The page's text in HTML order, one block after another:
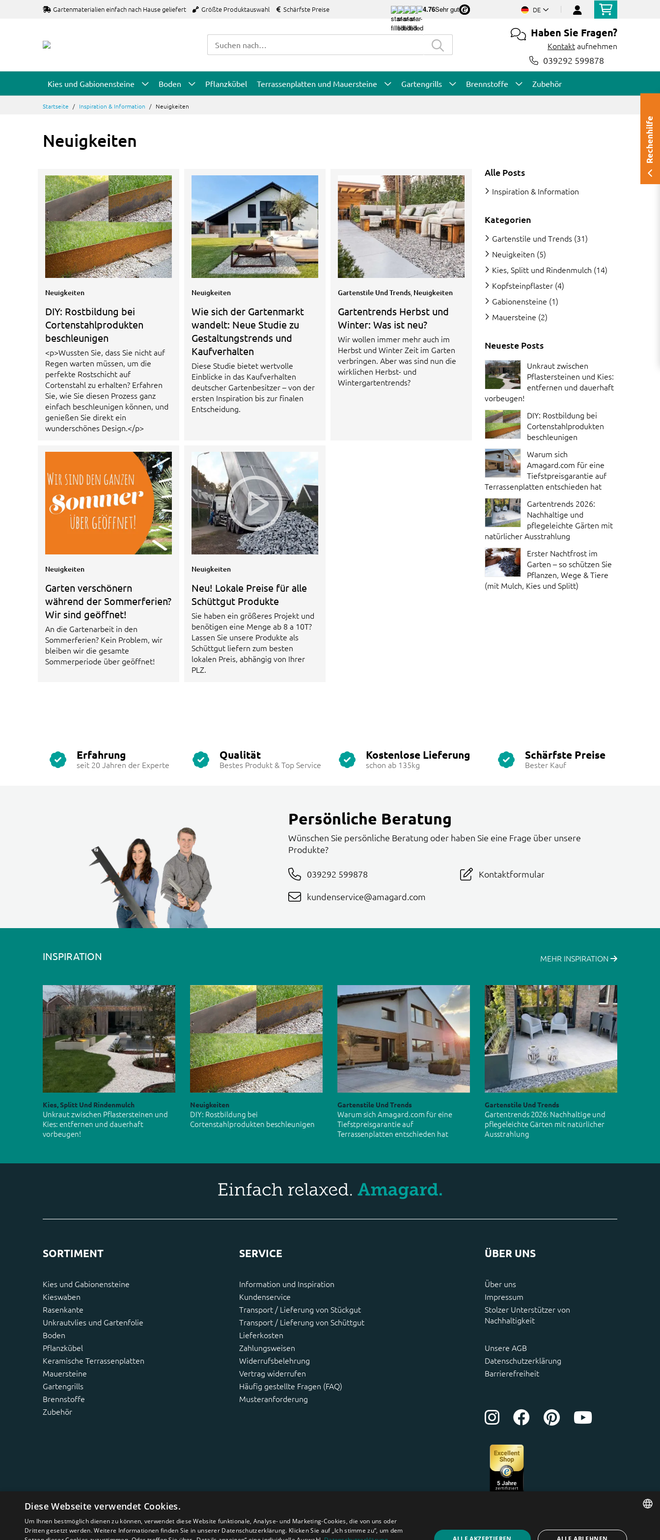
Gartenmaterialien einfach nach Hause geliefert Größte Produktauswahl Schärfste Preise 4.76Sehr gut DE
Haben Sie Fragen?
Kontaktaufnehmen
039292 599878
Kies und Gabionensteine Boden Pflanzkübel Terrassenplatten und Mauersteine Gartengrills Brennstoffe Zubehör
Startseite Inspiration & Information Neuigkeiten
Neuigkeiten
Neuigkeiten
DIY: Rostbildung bei
Cortenstahlprodukten
beschleunigen
<p>Wussten Sie, dass Sie nicht auf
Regen warten müssen, um die
perfekte Rostschicht auf
Cortenstahl zu erhalten? Erfahren
Sie, wie Sie diesen Prozess ganz
einfach beschleunigen können, und
genießen Sie direkt ein
wunderschönes Design.</p>
Neuigkeiten
Wie sich der Gartenmarkt
wandelt: Neue Studie zu
Gestaltungstrends und
Kaufverhalten
Diese Studie bietet wertvolle
Einblicke in das Kaufverhalten
deutscher Gartenbesitzer – von der
ersten Inspiration bis zur finalen
Entscheidung.
Gartenstile Und Trends, Neuigkeiten
Gartentrends Herbst und
Winter: Was ist neu?
Wir wollen immer mehr auch im
Herbst und Winter Zeit im Garten
verbringen. Aber was sind nun die
wirklichen Herbst- und
Wintergartentrends?
Neuigkeiten
Garten verschönern
während der Sommerferien?
Wir sind geöffnet!
An die Gartenarbeit in den
Sommerferien? Kein Problem, wir
bleiben wir die gesamte
Sommerperiode über geöffnet!
Neuigkeiten
Neu! Lokale Preise für alle
Schüttgut Produkte
Sie haben ein größeres Projekt und
benötigen eine Menge ab 8 a 10T?
Lassen Sie unsere Produkte als
Schüttgut liefern zum besten
lokalen Preis, abhängig von Ihrer
PLZ.
Alle Posts
Inspiration & Information
Kategorien
Gartenstile und Trends (31)
Neuigkeiten (5)
Kies, Splitt und Rindenmulch (14)
Kopfsteinpflaster (4)
Gabionensteine (1)
Mauersteine (2)
Neueste Posts
Unkraut zwischen
Pflastersteinen und Kies:
entfernen und dauerhaft
vorbeugen!
DIY: Rostbildung bei
Cortenstahlprodukten
beschleunigen
Warum sich
Amagard.com für eine
Tiefstpreisgarantie auf
Terrassenplatten entschieden hat
Gartentrends 2026:
Nachhaltige und
pflegeleichte Gärten mit
natürlicher Ausstrahlung
Erster Nachtfrost im
Garten – so schützen Sie
Pflanzen, Wege & Tiere
(mit Mulch, Kies und Splitt)
Erfahrung
seit 20 Jahren der Experte
Qualität
Bestes Produkt & Top Service
Kostenlose Lieferung
schon ab 135kg
Schärfste Preise
Bester Kauf
Persönliche Beratung
Wünschen Sie persönliche Beratung oder haben Sie eine Frage über unsere
Produkte?
039292 599878
kundenservice@amagard.com
Kontaktformular
INSPIRATION MEHR INSPIRATION
Kies, Splitt Und Rindenmulch
Unkraut zwischen Pflastersteinen und
Kies: entfernen und dauerhaft
vorbeugen!
Neuigkeiten
DIY: Rostbildung bei
Cortenstahlprodukten beschleunigen
Gartenstile Und Trends
Warum sich Amagard.com für eine
Tiefstpreisgarantie auf
Terrassenplatten entschieden hat
Gartenstile Und Trends
Gartentrends 2026: Nachhaltige und
pflegeleichte Gärten mit natürlicher
Ausstrahlung
SORTIMENT
Kies und Gabionensteine
Kieswaben
Rasenkante
Unkrautvlies und Gartenfolie
Boden
Pflanzkübel
Keramische Terrassenplatten
Mauersteine
Gartengrills
Brennstoffe
Zubehör
SERVICE
Information und Inspiration
Kundenservice
Transport / Lieferung von Stückgut
Transport / Lieferung von Schüttgut
Lieferkosten
Zahlungsweisen
Widerrufsbelehrung
Vertrag widerrufen
Häufig gestellte Fragen (FAQ)
Musteranforderung
ÜBER UNS
Über uns
Impressum
Stolzer Unterstützer von
Nachhaltigkeit
Unsere AGB
Datenschutzerklärung
Barrierefreiheit
Rechenhilfe
ENGLISH
Diese Webseite verwendet Cookies.
Um Ihnen bestmöglich dienen zu können, verwendet diese Website funktionale, Analyse- und Marketing-Cookies, die von uns oder
Dritten gesetzt werden. Weitere Informationen finden Sie in unserer Datenschutzerklärung. Klicken Sie auf „Ich stimme zu“, um dem